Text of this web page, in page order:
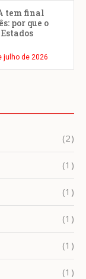
tem final
por que o
julho de 2026
(2)
(1)
(1)
(1)
(1)
(1)